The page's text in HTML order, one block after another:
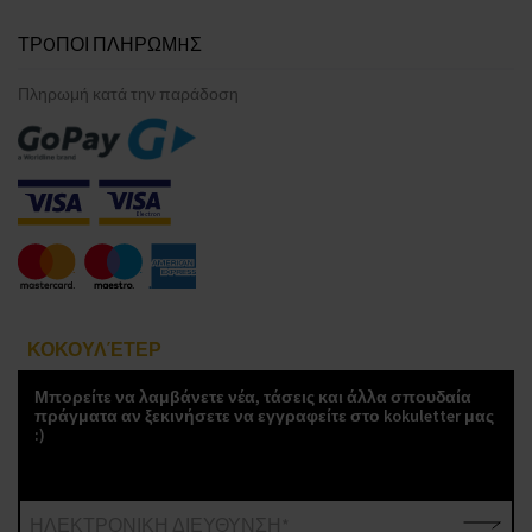
ΤΡOΠΟΙ ΠΛΗΡΩΜHΣ
Πληρωμή κατά την παράδοση
ΚΟΚΟΥΛΈΤΕΡ
Μπορείτε να λαμβάνετε νέα, τάσεις και άλλα σπουδαία
πράγματα αν ξεκινήσετε να εγγραφείτε στο kokuletter μας
:)